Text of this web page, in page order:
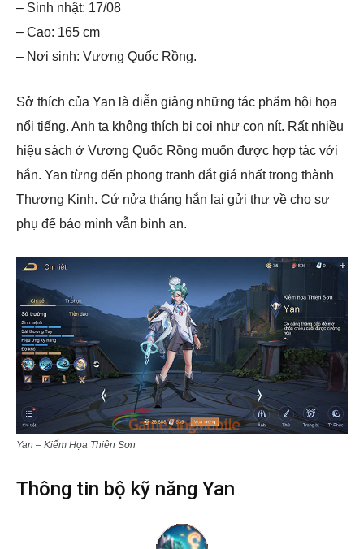
– Sinh nhật: 17/08
– Cao: 165 cm
– Nơi sinh: Vương Quốc Rồng.
Sở thích của Yan là diễn giảng những tác phẩm hội họa
nổi tiếng. Anh ta không thích bị coi như con nít. Rất nhiều
hiệu sách ở Vương Quốc Rồng muốn được hợp tác với
hắn. Yan từng đến phong tranh đắt giá nhất trong thành
Thương Kinh. Cứ nửa tháng hắn lại gửi thư về cho sư
phụ để báo mình vẫn bình an.
Yan – Kiếm Họa Thiên Sơn
Thông tin bộ kỹ năng Yan